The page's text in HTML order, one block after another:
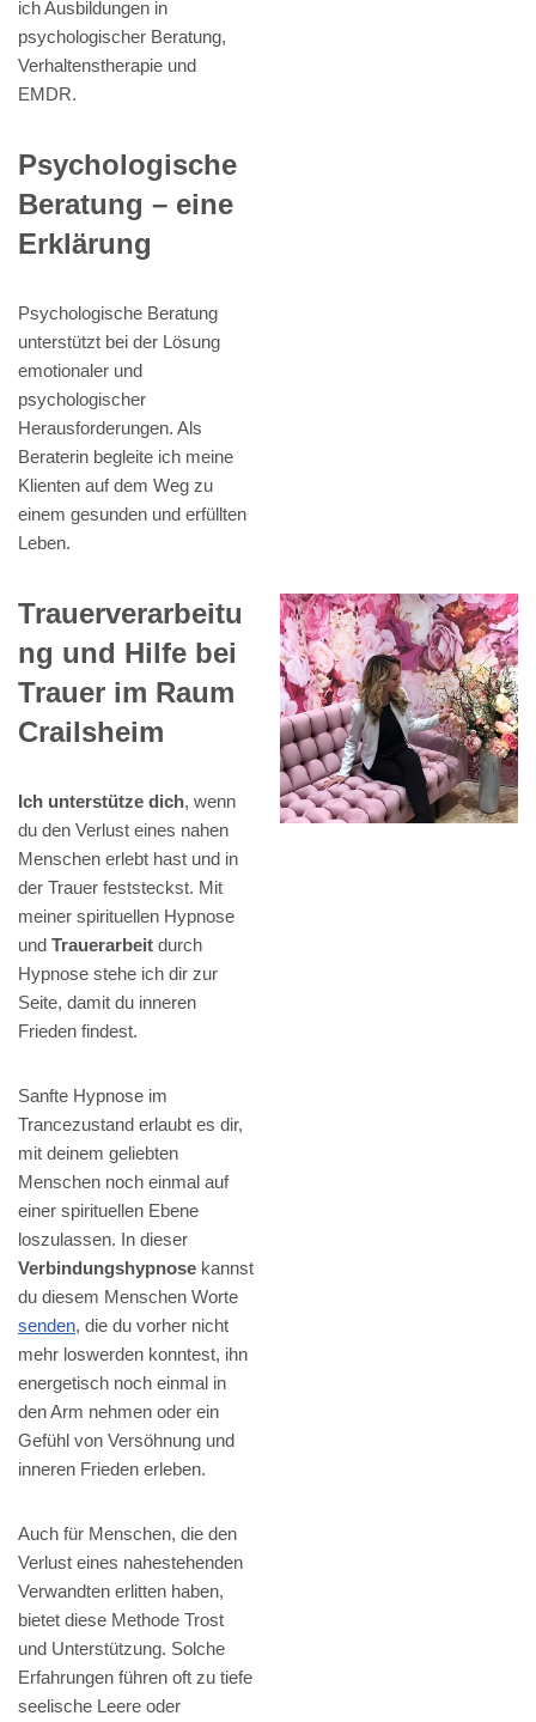
ich Ausbildungen in
psychologischer Beratung,
Verhaltenstherapie und
EMDR.
Psychologische
Beratung – eine
Erklärung
Psychologische Beratung
unterstützt bei der Lösung
emotionaler und
psychologischer
Herausforderungen. Als
Beraterin begleite ich meine
Klienten auf dem Weg zu
einem gesunden und erfüllten
Leben.
Trauerverarbeitu
ng und Hilfe bei
Trauer im Raum
Crailsheim
Ich unterstütze dich, wenn
du den Verlust eines nahen
Menschen erlebt hast und in
der Trauer feststeckst. Mit
meiner spirituellen Hypnose
und Trauerarbeit durch
Hypnose stehe ich dir zur
Seite, damit du inneren
Frieden findest.
Sanfte Hypnose im
Trancezustand erlaubt es dir,
mit deinem geliebten
Menschen noch einmal auf
einer spirituellen Ebene
loszulassen. In dieser
Verbindungshypnose kannst
du diesem Menschen Worte
senden, die du vorher nicht
mehr loswerden konntest, ihn
energetisch noch einmal in
den Arm nehmen oder ein
Gefühl von Versöhnung und
inneren Frieden erleben.
Auch für Menschen, die den
Verlust eines nahestehenden
Verwandten erlitten haben,
bietet diese Methode Trost
und Unterstützung. Solche
Erfahrungen führen oft zu tiefe
seelische Leere oder